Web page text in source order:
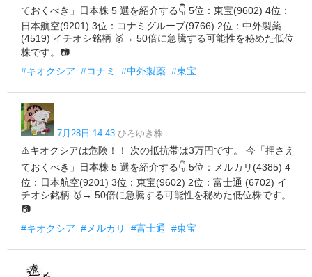
ておくべき」日本株 5 選を紹介する👇 5位：東宝(9602) 4位：
日本航空(9201) 3位：コナミグループ(9766) 2位：中外製薬
(4519) イチオシ銘柄 🥇→ 50倍に急騰する可能性を秘めた低位
株です。📷
#キオクシア #コナミ #中外製薬 #東宝
7月28日 14:43 ひろゆき株
⚠️キオクシアは危険！！ 次の抵抗帯は3万円です。 今「押さえ
ておくべき」日本株 5 選を紹介する👇 5位：メルカリ(4385) 4
位：日本航空(9201) 3位：東宝(9602) 2位：富士通 (6702) イ
チオシ銘柄 🥇→ 50倍に急騰する可能性を秘めた低位株です。
📷
#キオクシア #メルカリ #富士通 #東宝